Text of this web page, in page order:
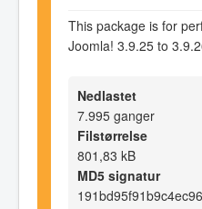
This package is for
Joomla! 3.9.25 to
Nedlastet
7.995 ganger
Filstørrelse
801,83 kB
MD5 signatur